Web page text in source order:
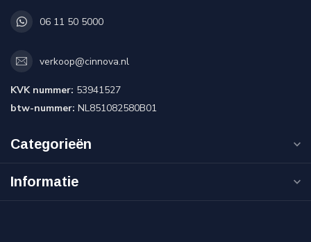
06 11 50 5000
verkoop@cinnova.nl
KVK nummer: 53941527
btw-nummer: NL851082580B01
Categorieën
Informatie